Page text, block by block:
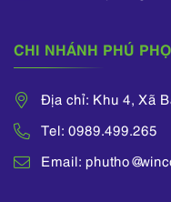
CHI NHÁNH PHÚ PHỌ
Địa chỉ: Khu 4, Xã
Tel: 0989.499.265
Email: